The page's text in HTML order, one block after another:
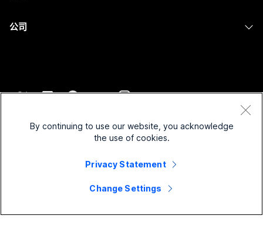
安全性
非营利组织
新兴公司
混合式工作
包容性
公司
联系销售
Webex 思想领导力
Webex 商店
职业
隐私权声明
By continuing to use our website, you acknowledge
the use of cookies.
Privacy Statement
Change Settings